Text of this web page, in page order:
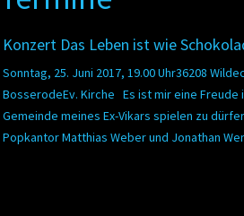
Konzert Das Leben ist wie
Sonntag, 25. Juni 2017, 19.00 Uhr36208
BosserodeEv. Kirche Es ist mir eine Freude
Gemeinde meines Ex-Vikars spielen zu
Popkantor Matthias Weber und Jonathan